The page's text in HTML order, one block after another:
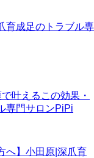
育成足のトラブル専
叶えるこの効果・
専門サロンPiPi
へ】小田原|深爪育